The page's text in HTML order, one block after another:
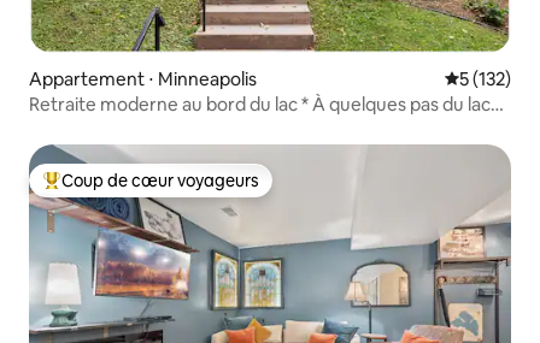
Appartement ⋅ Minneapolis Évaluation
5 (132)
Retraite moderne au bord du lac * À quelques pas du lac
Coups de cœur voyageurs les plus appréciés
Coup de cœur voyageurs